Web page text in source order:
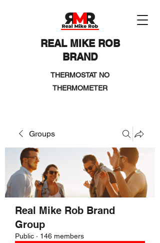
REAL MIKE ROB
BRAND
THERMOSTAT NO
THERMOMETER
Groups
Real Mike Rob Brand
Group
Public · 146 members